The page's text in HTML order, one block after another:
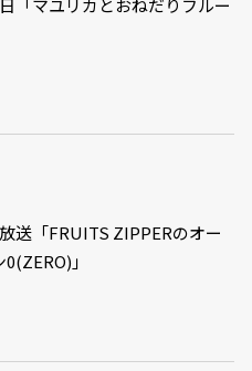
「マユリカとおねだりフルー
送「FRUITS ZIPPERのオー
」